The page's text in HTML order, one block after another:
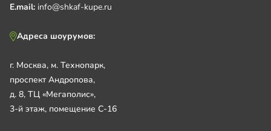
E.mail: info@shkaf-kupe.ru
Адреса шоурумов:
г. Москва, м. Технопарк,
проспект Андропова,
д. 8, ТЦ «Мегаполис»,
3-й этаж, помещение С-16